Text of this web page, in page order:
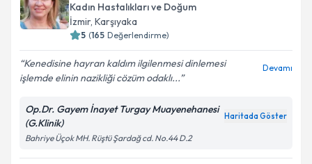
Kadın Hastalıkları ve Doğum
İzmir, Karşıyaka
5 (165 Değerlendirme)
Kenedisine hayran kaldım ilgilenmesi dinlemesi
işlemde elinin nazikliği cözüm odaklı...
Devamı
Op.Dr. Gayem İnayet Turgay Muayenehanesi
(G.Klinik)
Haritada Göster
Bahriye Üçok MH. Rüştü Şardağ cd. No.44 D.2